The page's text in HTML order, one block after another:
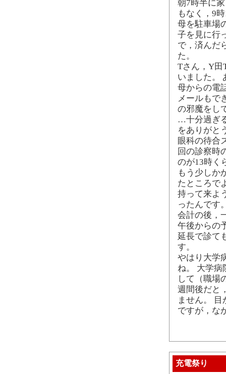
朝7時半に
もなく，9
母を駐車場
子を見に行
で，済んだ
た。
Tさん，Y田
いました。
母からの電
メールもで
の邪魔をし
…十分過ぎ
をありがと
眼科の待合
回の診察時
のが13時く
もう少しか
たところで
持って来よ
ったんです
会計の後，
午後からの
延長で診て
す。
やはり大学
ね。 大学病
して（職場
週間後だと
ません。
ですが，な
充電祭り